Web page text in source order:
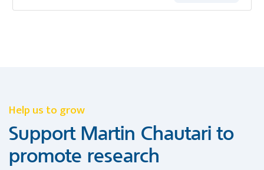
Help us to grow
Support Martin Chautari to
promote research